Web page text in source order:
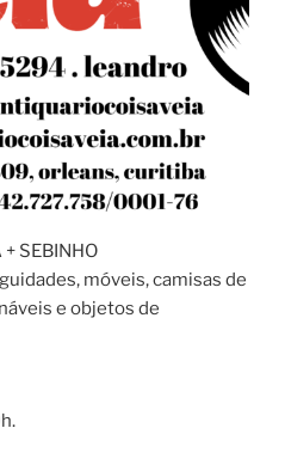
SEBINHO
móveis, camisas de
e objetos de